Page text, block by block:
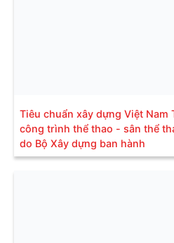
Tiêu chuẩn xây dựng Việt Nam
công trình thể thao - sân thể
do Bộ Xây dựng ban hành